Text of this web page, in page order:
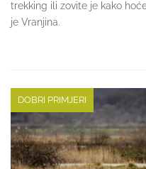
trekking ili zovite je kako
je Vranjina.
DOBRI PRIMJERI